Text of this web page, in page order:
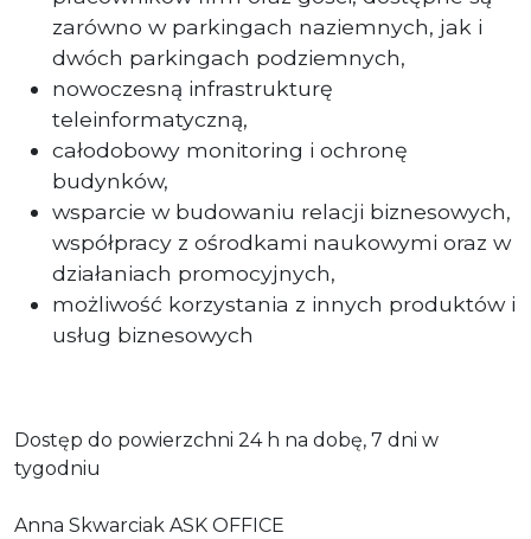
zarówno w parkingach naziemnych, jak i
dwóch parkingach podziemnych,
nowoczesną infrastrukturę
teleinformatyczną,
całodobowy monitoring i ochronę
budynków,
wsparcie w budowaniu relacji biznesowych,
współpracy z ośrodkami naukowymi oraz w
działaniach promocyjnych,
możliwość korzystania z innych produktów i
usług biznesowych
Dostęp do powierzchni 24 h na dobę, 7 dni w
tygodniu
Anna Skwarciak ASK OFFICE